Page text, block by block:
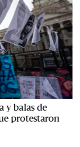
y balas de
protestaron